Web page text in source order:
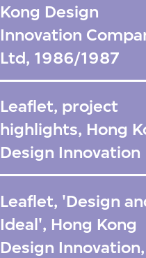
Kong Design
Innovation
Ltd, 1986/1987
Leaflet, project
highlights, Hong
Design Innovation
Leaflet, 'Design
Ideal', Hong Kong
Design Innovation,